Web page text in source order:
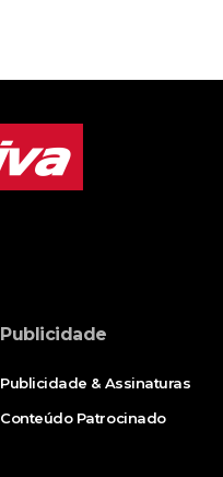
Publicidade
Publicidade & Assinaturas
Conteúdo Patrocinado